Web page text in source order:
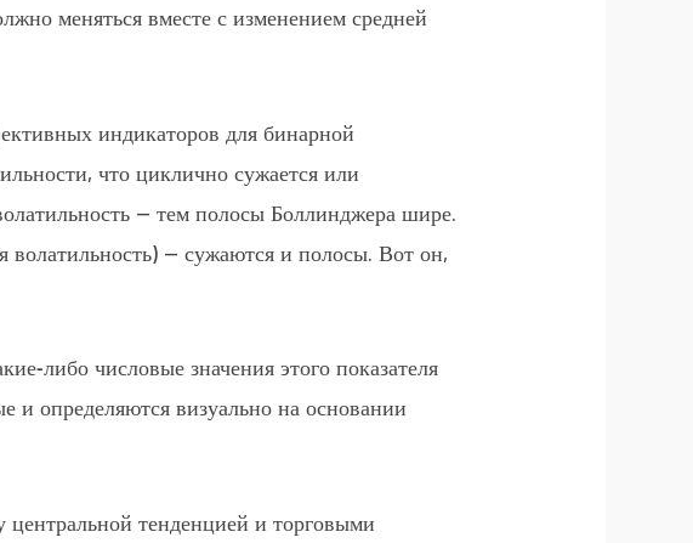
меняться вместе с изменением средней
индикаторов для бинарной
что циклично сужается или
— тем полосы Боллинджера шире.
волатильность) — сужаются и полосы. Вот он,
либо числовые значения этого показателя
и определяются визуально на основании
тенденцией и торговыми